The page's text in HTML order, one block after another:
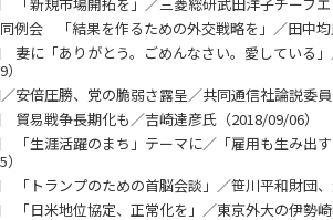
例会 「結果を作るための外交戦略を」／田中
妻に「ありがとう。ごめんなさい。愛している
安倍圧勝、党の脆弱さ露呈／共同通信社論説委
貿易戦争長期化も／吉崎達彦氏（2018/09/06）
「生涯活躍のまち」テーマに／「雇用も生み出
「トランプのための首脳会談」／笹川平和財団
「日米地位協定、正常化を」／東京外大の伊勢